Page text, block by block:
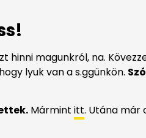
hinni magunkról, na.
lyuk van a s.ggünkön.
Mármint itt. Utána már